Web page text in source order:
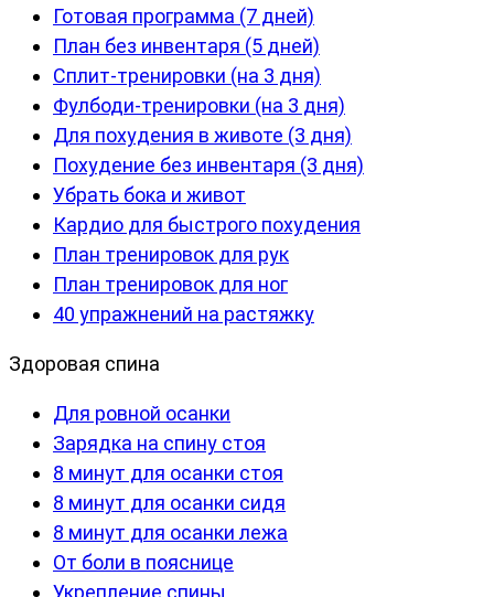
Готовая программа (7 дней)
План без инвентаря (5 дней)
Сплит-тренировки (на 3 дня)
Фулбоди-тренировки (на 3 дня)
Для похудения в животе (3 дня)
Похудение без инвентаря (3 дня)
Убрать бока и живот
Кардио для быстрого похудения
План тренировок для рук
План тренировок для ног
40 упражнений на растяжку
Здоровая спина
Для ровной осанки
Зарядка на спину стоя
8 минут для осанки стоя
8 минут для осанки сидя
8 минут для осанки лежа
От боли в пояснице
Укрепление спины